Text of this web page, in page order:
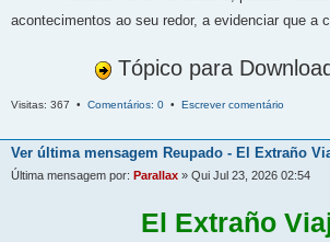
acontecimentos ao seu redor, a evidenciar que a
Tópico para Download
Visitas: 367 • Comentários: 0 • Escrever comentário
Ver última mensagem Reupado - El Extraño
Última mensagem por: Parallax » Qui Jul 23, 2026 02:54
El Extraño